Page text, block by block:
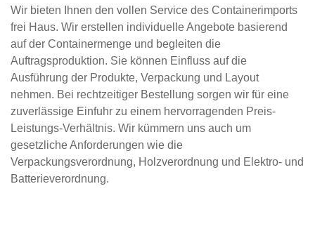
Wir bieten Ihnen den vollen Service des Containerimports
frei Haus. Wir erstellen individuelle Angebote basierend
auf der Containermenge und begleiten die
Auftragsproduktion. Sie können Einfluss auf die
Ausführung der Produkte, Verpackung und Layout
nehmen. Bei rechtzeitiger Bestellung sorgen wir für eine
zuverlässige Einfuhr zu einem hervorragenden Preis-
Leistungs-Verhältnis. Wir kümmern uns auch um
gesetzliche Anforderungen wie die
Verpackungsverordnung, Holzverordnung und Elektro- und
Batterieverordnung.